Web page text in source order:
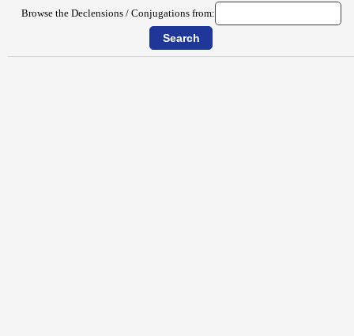
Browse the Declensions / Conjugations from: